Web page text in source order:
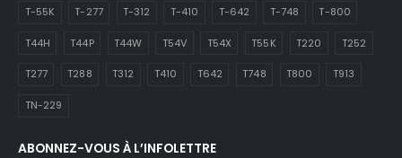
T-55K T-277 T-312 T-410 T-642 T-748 T-800
T44H T44P T44W T54V T54X T55K T220 T252
T277 T288 T312 T410 T642 T748 T800 T913
TN-229
ABONNEZ-VOUS À L’INFOLETTRE